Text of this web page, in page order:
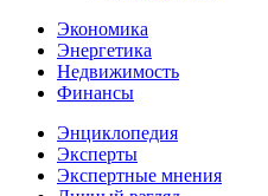
Экономика
Энергетика
Недвижимость
Финансы
Энциклопедия
Эксперты
Экспертные мнения